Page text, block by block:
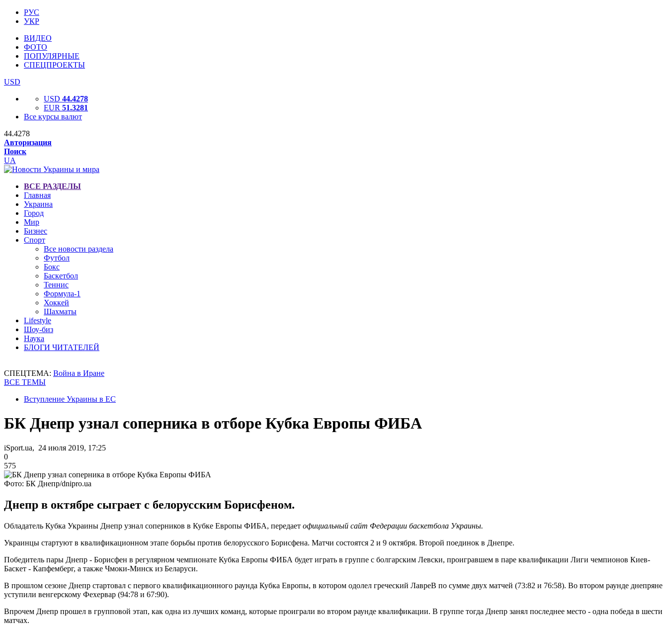
РУС
УКР
ВИДЕО
ФОТО
ПОПУЛЯРНЫЕ
СПЕЦПРОЕКТЫ
USD
USD 44.4278
EUR 51.3281
Все курсы валют
44.4278
Авторизация
Поиск
UA
ВСЕ РАЗДЕЛЫ
Главная
Украина
Город
Мир
Бизнес
Спорт
Все новости раздела
Футбол
Бокс
Баскетбол
Теннис
Формула-1
Хоккей
Шахматы
Lifestyle
Шоу-биз
Наука
БЛОГИ ЧИТАТЕЛЕЙ
СПЕЦТЕМА: Война в Иране
ВСЕ ТЕМЫ
Вступление Украины в ЕС
БК Днепр узнал соперника в отборе Кубка Европы ФИБА
iSport.ua, 24 июля 2019, 17:25
0
575
Фото: БК Днепр/dnipro.ua
Днепр в октябре сыграет с белорусским Борисфеном.
Обладатель Кубка Украины Днепр узнал соперников в Кубке Европы ФИБА, передает официальный сайт Федерации баскетбола Украины.
Украинцы стартуют в квалификационном этапе борьбы против белорусского Борисфена. Матчи состоятся 2 и 9 октября. Второй поединок в Днепре.
Победитель пары Днепр - Борисфен в регулярном чемпионате Кубка Европы ФИБА будет играть в группе с болгарским Левски, проигравшем в паре квалификации Лиги чемпионов Киев-
Баскет - Капфемберг, а также Чмоки-Минск из Беларуси.
В прошлом сезоне Днепр стартовал с первого квалификационного раунда Кубка Европы, в котором одолел греческий ЛавреВ по сумме двух матчей (73:82 и 76:58). Во втором раунде днепряне
уступили венгерскому Фехервар (94:78 и 67:90).
Впрочем Днепр прошел в групповой этап, как одна из лучших команд, которые проиграли во втором раунде квалификации. В группе тогда Днепр занял последнее место - одна победа в шести
матчах.